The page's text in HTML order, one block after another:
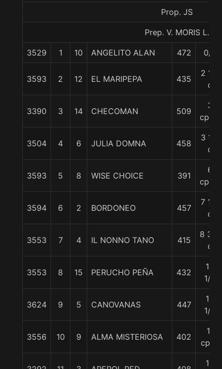
Prop. JS
Prep. V. MORIS L.
3529 1 10 ANGELITO ALAN 472 0/0
3593 2 12 EL MARIPEPA 435
2 1/4
c
3390 3 14 CHECOMAN 509
3
cpos.
3504 4 6 JULIA DOMNA 458
3 1/2
c
3593 5 8 WISE CHOICE 391
6
cpos.
3594 6 2 BORDONEO 457
7 1/4
c
3553 7 4 IL NONNO TANO 415
8 3/4
c
3553 8 15 PERUCHO PEÑA 432
10
1/2
3624 9 5 CANOVANAS 447
10
1/2
3556 10 9 ALMA MISTERIOSA 402
11
cpos
12